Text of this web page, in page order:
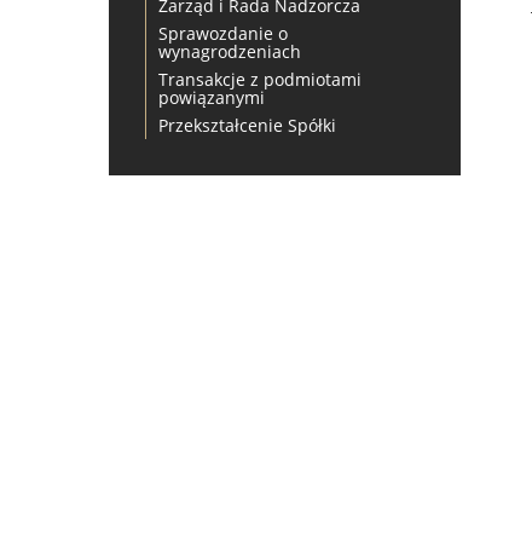
Zarząd i Rada Nadzorcza
Sprawozdanie o
wynagrodzeniach
Transakcje z podmiotami
powiązanymi
Przekształcenie Spółki